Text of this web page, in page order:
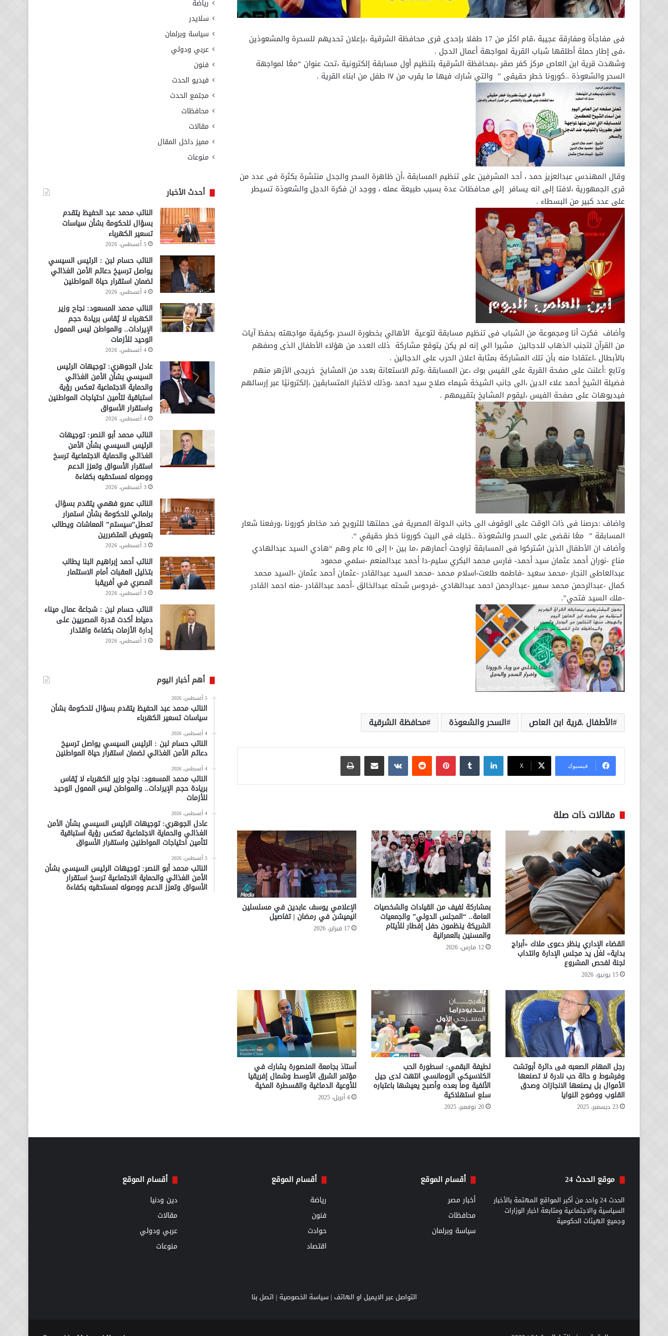
فى مفاجأة ومفارقة عجيبة ،قام اكثر من 17 طفلا بإحدى قرى محافظة الشرقية ،بإعلان تحديهم للسحرة والمشعوذين
،فى إطار حملة أطلقها شباب القرية لمواجهة أعمال الدجل .
وشهدت قرية ابن العاص مركز كفر صقر ،بمحافظة الشرقية بتنظيم أول مسابقة إلكترونية ،تحت عنوان “معًا لمواجهة
السحر والشعوذة ..كورونا خطر حقيقى ” والتي شارك فيها ما يقرب من ١٧ طفل من ابناء القرية .
وقال المهندس عبدالعزيز حمد ، أحد المشرفين على تنظيم المسابقة ،أن ظاهرة السحر والجدل منتشرة بكثرة فى عدد من
قرى الجمهورية ،لافتا إلى انه يسافر إلى محافظات عدة بسبب طبيعة عمله ، ووجد ان فكرة الدجل والشعوذة تسيطر
على عدد كبير من البسطاء .
وأضاف فكرت أنا ومجموعة من الشباب فى تنظيم مسابقة لتوعية الأهالي بخطورة السحر ،وكيفية مواجهته بحفظ آيات
من القرآن لتجنب الذهاب للدجالين مشيرا الي إنه لم يكن يتوقع مشاركة ذلك العدد من هؤلاء الأطفال الذى وصفهم
بالأبطال ،اعتقادا منه بأن تلك المشاركة بمثابة اعلان الحرب على الدجالين .
وتابع :أعلنت على صفحة القرية على الفيس بوك ،عن المسابقة ،وتم الاستعانة بعدد من المشايخ خريجى الأزهر منهم
فضيلة الشيخ أحمد علاء الدين ،الى جانب الشيخة شيماء صلاح سيد احمد ،وذلك لاختبار المتسابقين ،إلكترونيًا عبر إرسالهم
فيديوهات على صفحة الفيس ،ليقوم المشايخ بتقييمهم .
واضاف :حرصنا فى ذات الوقت على الوقوف الى جانب الدولة المصرية فى حملتها للترويج ضد مخاطر كورونا ،ورفعنا شعار
المسابقة ” معًا نقضى على السحر والشعوذة ..خليك فى البيت كورونا خطر حقيقي “.
وأضاف ان الأطفال الذين اشتركوا فى المسابقة تراوحت أعمارهم ،ما بين ١٠ إلى ١٥ عام وهم “هادي السيد عبدالهادي
مناع -نوران أحمد عثمان سيد أحمد- فارس محمد البكري سليم-دا أحمد عبدالمنعم -سلمي محمود
عبدالعاطى النجار -محمد سعيد -فاطمه طلعت-اسلام محمد -محمد السيد عبدالقادر -عثمان أحمد عثمان -السيد محمد
كمال -عبدالرحمن محمد سمير -عبدالرحمن احمد عبدالهادي -فردوس شحته عبدالخالق -أحمد عبدالقادر -منه احمد القادر
-ملك السيد فتحي”.
الأطفال .قرية ابن العاص السحر والشعوذة محافظة الشرقية
فيسبوك ‫X
لينكدإن بينتيريست مشاركة عبر البريد طباعة
مقالات ذات صلة
القضاء الإداري ينظر دعوى ملاك «أبراج
بداية» لغل يد مجلس الإدارة وانتداب
لجنة لفحص المشروع
15 يونيو، 2026
بمشاركة لفيف من القيادات والشخصيات
العامة.. “المجلس الدولي” والجمعيات
الشريكة ينظمون حفل إفطار للأيتام
والمسنين بالعمرانية
12 مارس، 2026
الإعلامي يوسف عابدين في مسلسلين
انيميشن في رمضان | تفاصيل
17 فبراير، 2026
رجل المهام الصعبه فى دائرة أبوتشت
وفرشوط و حالة حب نادرة لا تصنعها
الأموال بل يصنعها الانجازات وصدق
القلوب ووضوح النوايا
23 ديسمبر، 2025
لطيفة البقمي: اسطورة الحب
الكلاسيكي الرومانسي انتهت لدى جيل
الألفية وما بعده وأصبح يعيشها باعتباره
سلع استهلاكية
20 نوفمبر، 2025
أستاذ بجامعة المنصورة يشارك في
مؤتمر الشرق الأوسط وشمال إفريقيا
للأوعية الدماغية والقسطرة المخية
4 أبريل، 2025
رياضة
سلايدر
سياسة وبرلمان
عربي ودولي
فنون
فيديو الحدث
مجتمع الحدث
محافظات
مقالات
مميز داخل المقال
منوعات
أحدث الأخبار
النائب محمد عبد الحفيظ يتقدم
بسؤال للحكومة بشأن سياسات
تسعير الكهرباء
5 أغسطس، 2026
النائب حسام لبن : الرئيس السيسي
يواصل ترسيخ دعائم الأمن الغذائي
لضمان استقرار حياة المواطنين
4 أغسطس، 2026
النائب محمد المسعود: نجاح وزير
الكهرباء لا يُقاس بريادة حجم
الإيرادات.. والمواطن ليس الممول
الوحيد للأزمات
4 أغسطس، 2026
عادل الجوهري: توجيهات الرئيس
السيسي بشأن الأمن الغذائي
والحماية الاجتماعية تعكس رؤية
استباقية لتأمين احتياجات المواطنين
واستقرار الأسواق
4 أغسطس، 2026
النائب محمد أبو النصر: توجيهات
الرئيس السيسي بشأن الأمن
الغذائي والحماية الاجتماعية ترسخ
استقرار الأسواق وتعزز الدعم
ووصوله لمستحقيه بكفاءة
3 أغسطس، 2026
النائب عمرو فهمي يتقدم بسؤال
برلماني للحكومة بشأن استمرار
تعطل”سيستم” المعاشات ويطالب
بتعويض المتضررين
3 أغسطس، 2026
النائب أحمد إبراهيم البنا يطالب
بتذليل العقبات أمام الاستثمار
المصري في أفريقبا
3 أغسطس، 2026
النائب حسام لبن : شجاعة عمال ميناء
دمياط أكدت قدرة المصريين على
إدارة الأزمات بكفاءة واقتدار
3 أغسطس، 2026
أهم أخبار اليوم
5 أغسطس، 2026
النائب محمد عبد الحفيظ يتقدم بسؤال للحكومة بشأن
سياسات تسعير الكهرباء
4 أغسطس، 2026
النائب حسام لبن : الرئيس السيسي يواصل ترسيخ
دعائم الأمن الغذائي لضمان استقرار حياة المواطنين
4 أغسطس، 2026
النائب محمد المسعود: نجاح وزير الكهرباء لا يُقاس
بريادة حجم الإيرادات.. والمواطن ليس الممول الوحيد
للأزمات
4 أغسطس، 2026
عادل الجوهري: توجيهات الرئيس السيسي بشأن الأمن
الغذائي والحماية الاجتماعية تعكس رؤية استباقية
لتأمين احتياجات المواطنين واستقرار الأسواق
3 أغسطس، 2026
النائب محمد أبو النصر: توجيهات الرئيس السيسي بشأن
الأمن الغذائي والحماية الاجتماعية ترسخ استقرار
الأسواق وتعزز الدعم ووصوله لمستحقيه بكفاءة
موقع الحدث 24
الحدث 24 واحد من أكبر المواقع المهتمة بالأخبار
السياسية والاجتماعية ومتابعة اخبار الوزارات
وجميع الهيئات الحكومية
أقسام الموقع
أخبار مصر
محافظات
سياسة وبرلمان
أقسام الموقع
رياضة
فنون
حوادث
اقتصاد
أقسام الموقع
دين ودنيا
مقالات
عربي ودولي
منوعات
التواصل عبر الايميل او الهاتف |سياسة الخصوصية | اتصل بنا